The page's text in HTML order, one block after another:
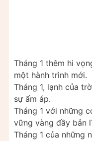
Tháng 1 thêm hi
một hành trình mới.
Tháng 1, lạnh của
sự ấm áp.
Tháng 1 với những
vững vàng đầy bản
Tháng 1 của những